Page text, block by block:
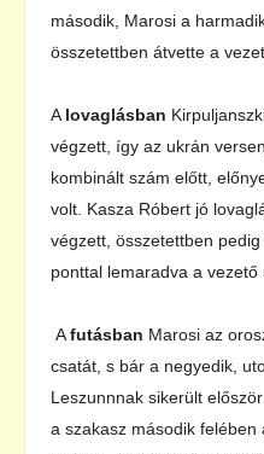
második, Marosi a
összetettben átvette a
A lovaglásban
végzett, így az ukrán
kombinált szám előtt,
volt. Kasza Róbert jó
végzett, összetettben
ponttal lemaradva a vezető
Afutásban Marosi az
csatát, s bár a negyedik,
Leszunnnak sikerült
a szakasz második